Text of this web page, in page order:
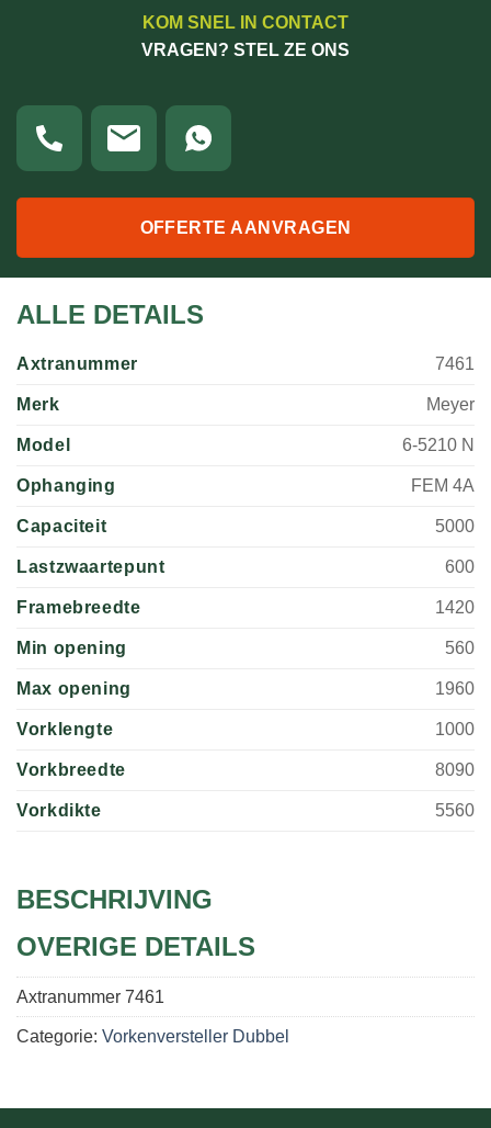
KOM SNEL IN CONTACT
VRAGEN? STEL ZE ONS
OFFERTE AANVRAGEN
ALLE DETAILS
Axtranummer 7461
Merk Meyer
Model 6-5210 N
Ophanging FEM 4A
Capaciteit 5000
Lastzwaartepunt 600
Framebreedte 1420
Min opening 560
Max opening 1960
Vorklengte 1000
Vorkbreedte 8090
Vorkdikte 5560
BESCHRIJVING
OVERIGE DETAILS
Axtranummer 7461
Categorie: Vorkenversteller Dubbel